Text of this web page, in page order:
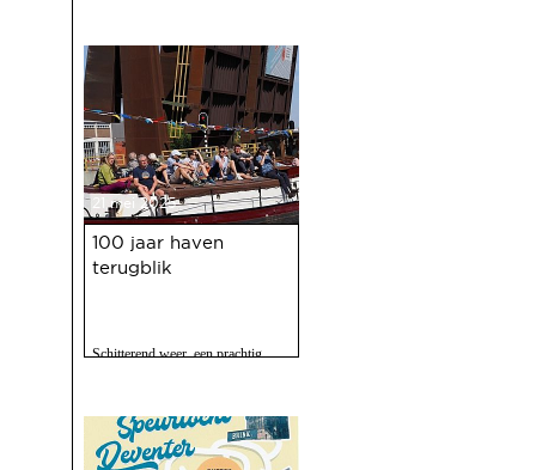
21 mei 2025
100 jaar haven
terugblik
Schitterend weer, een prachtig
op 10 mei jl. van 100 jaar Haven
was een ongekend succes.